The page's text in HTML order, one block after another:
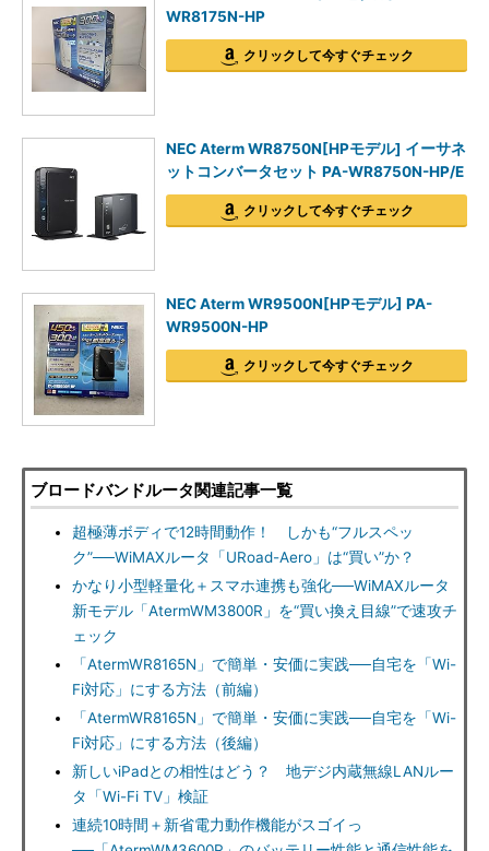
WR8175N-HP
クリックして今すぐチェック
NEC Aterm WR8750N[HPモデル] イーサネ
ットコンバータセット PA-WR8750N-HP/E
クリックして今すぐチェック
NEC Aterm WR9500N[HPモデル] PA-
WR9500N-HP
クリックして今すぐチェック
ブロードバンドルータ関連記事一覧
超極薄ボディで12時間動作！ しかも“フルスペッ
ク”──WiMAXルータ「URoad-Aero」は“買い”か？
かなり小型軽量化＋スマホ連携も強化──WiMAXルータ
新モデル「AtermWM3800R」を“買い換え目線”で速攻チ
ェック
「AtermWR8165N」で簡単・安価に実践──自宅を「Wi-
Fi対応」にする方法（前編）
「AtermWR8165N」で簡単・安価に実践──自宅を「Wi-
Fi対応」にする方法（後編）
新しいiPadとの相性はどう？ 地デジ内蔵無線LANルー
タ「Wi-Fi TV」検証
連続10時間＋新省電力動作機能がスゴイっ